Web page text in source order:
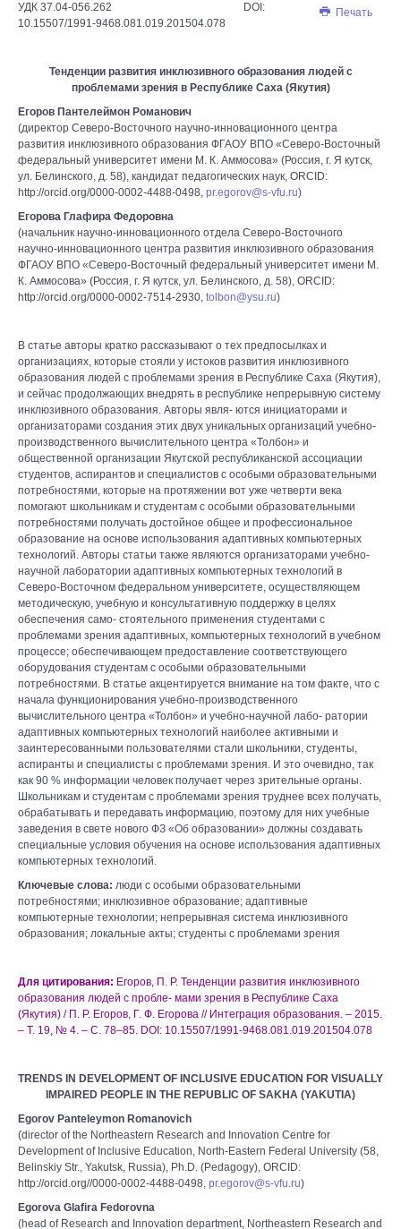
Печать
УДК 37.04-056.262 DOI:
10.15507/1991-9468.081.019.201504.078
Тенденции развития инклюзивного образования людей с
проблемами зрения в Республике Саха (Якутия)
Егоров Пантелеймон Романович
(директор Северо-Восточного научно-инновационного центра
развития инклюзивного образования ФГАОУ ВПО «Северо-Восточный
федеральный университет имени М. К. Аммосова» (Россия, г. Я кутск,
ул. Белинского, д. 58), кандидат педагогических наук, ORCID:
http://orcid.org/0000-0002-4488-0498, pr.egorov@s-vfu.ru)
Егорова Глафира Федоровна
(начальник научно-инновационного отдела Северо-Восточного
научно-инновационного центра развития инклюзивного образования
ФГАОУ ВПО «Северо-Восточный федеральный университет имени М.
К. Аммосова» (Россия, г. Я кутск, ул. Белинского, д. 58), ORCID:
http://orcid.org/0000-0002-7514-2930, tolbon@ysu.ru)
В статье авторы кратко рассказывают о тех предпосылках и
организациях, которые стояли у истоков развития инклюзивного
образования людей с проблемами зрения в Республике Саха (Якутия),
и сейчас продолжающих внедрять в республике непрерывную систему
инклюзивного образования. Авторы явля- ются инициаторами и
организаторами создания этих двух уникальных организаций учебно-
производственного вычислительного центра «Толбон» и
общественной организации Якутской республиканской ассоциации
студентов, аспирантов и специалистов с особыми образовательными
потребностями, которые на протяжении вот уже четверти века
помогают школьникам и студентам с особыми образовательными
потребностями получать достойное общее и профессиональное
образование на основе использования адаптивных компьютерных
технологий. Авторы статьи также являются организаторами учебно-
научной лаборатории адаптивных компьютерных технологий в
Северо-Восточном федеральном университете, осуществляющем
методическую, учебную и консультативную поддержку в целях
обеспечения само- стоятельного применения студентами с
проблемами зрения адаптивных, компьютерных технологий в учебном
процессе; обеспечивающем предоставление соответствующего
оборудования студентам с особыми образовательными
потребностями. В статье акцентируется внимание на том факте, что с
начала функционирования учебно-производственного
вычислительного центра «Толбон» и учебно-научной лабо- ратории
адаптивных компьютерных технологий наиболее активными и
заинтересованными пользователями стали школьники, студенты,
аспиранты и специалисты с проблемами зрения. И это очевидно, так
как 90 % информации человек получает через зрительные органы.
Школьникам и студентам с проблемами зрения труднее всех получать,
обрабатывать и передавать информацию, поэтому для них учебные
заведения в свете нового ФЗ «Об образовании» должны создавать
специальные условия обучения на основе использования адаптивных
компьютерных технологий.
Ключевые слова: люди с особыми образовательными
потребностями; инклюзивное образование; адаптивные
компьютерные технологии; непрерывная система инклюзивного
образования; локальные акты; студенты с проблемами зрения
Для цитирования: Егоров, П. Р. Тенденции развития инклюзивного
образования людей с пробле- мами зрения в Республике Саха
(Якутия) / П. Р. Егоров, Г. Ф. Егорова // Интеграция образования. – 2015.
– Т. 19, № 4. – С. 78–85. DOI: 10.15507/1991-9468.081.019.201504.078
TRENDS IN DEVELOPMENT OF INCLUSIVE EDUCATION FOR VISUALLY
IMPAIRED PEOPLE IN THE REPUBLIC OF SAKHA (YAKUTIA)
Egorov Panteleymon Romanovich
(director of the Northeastern Research and Innovation Centre for
Development of Inclusive Education, North-Eastern Federal University (58,
Belinskiy Str., Yakutsk, Russia), Ph.D. (Pedagogy), ORCID:
http://orcid.org//0000-0002-4488-0498, pr.egorov@s-vfu.ru)
Egorova Glafira Fedorovna
(head of Research and Innovation department, Northeastern Research and